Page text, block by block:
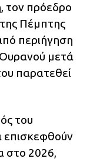
τον πρόεδρο
της Πέμπτης
περιήγηση
μετά
παρατεθεί
του
επισκεφθούν
στο 2026,